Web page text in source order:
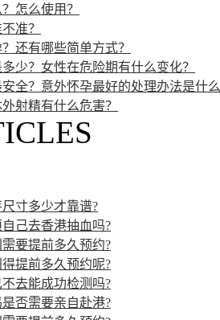
怎么使用？
准？
还有哪些简单方式？
少？女性在危险期有什么变化？
全？意外怀孕最好的处理办法是什
射精有什么危害？
寸多少才靠谱?
己去香港抽血吗?
要提前多久预约?
提前多久预约呢?
去能成功检测吗?
否需要亲自赴港?